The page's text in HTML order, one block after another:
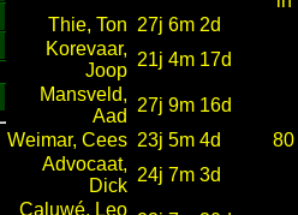
Thie, Ton 27j 6m 2d
Korevaar,
Joop
21j 4m 17d
Mansveld,
Aad
27j 9m 16d
Weimar, Cees 23j 5m 4d
80
Advocaat,
Dick
24j 7m 3d
Caluwé, Leo